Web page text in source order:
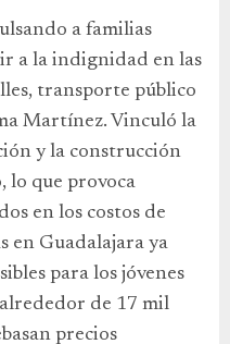
a familias
a la indignidad en las
transporte público
Martínez. Vinculó la
y la construcción
lo que provoca
en los costos de
en Guadalajara ya
para los jóvenes
de 17 mil
precios